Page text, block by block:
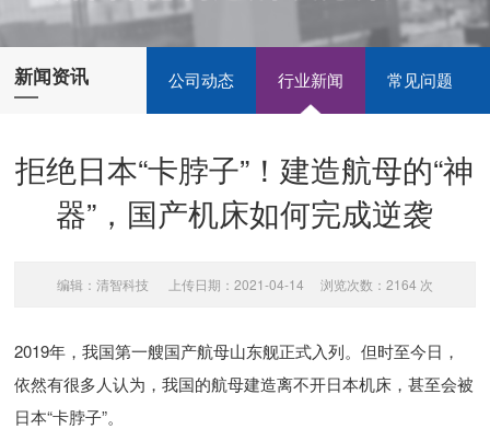
新闻资讯 公司动态 行业新闻 常见问题
拒绝日本“卡脖子”！建造航母的“神
器”，国产机床如何完成逆袭
编辑：清智科技 上传日期：2021-04-14 浏览次数：2164 次
2019年，我国第一艘国产航母山东舰正式入列。但时至今日，
依然有很多人认为，我国的航母建造离不开日本机床，甚至会被
日本“卡脖子”。